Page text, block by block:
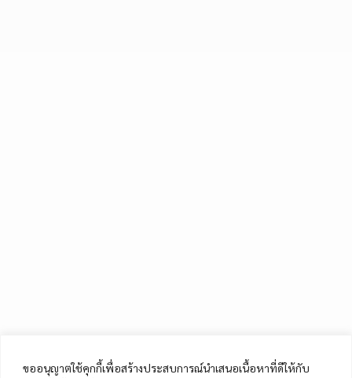
ขออนุญาตใช้คุกกี้เพื่อสร้างประสบการณ์นำเสนอเนื้อหาที่ดีให้กับ